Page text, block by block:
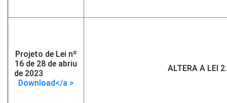
Projeto de Lei nº
16 de 28 de abriu
de 2023
Download</a >
ALTERA A LEI